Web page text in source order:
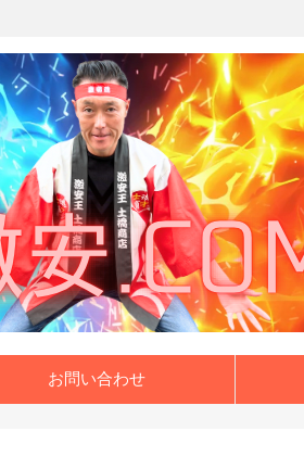
お問い合わせ